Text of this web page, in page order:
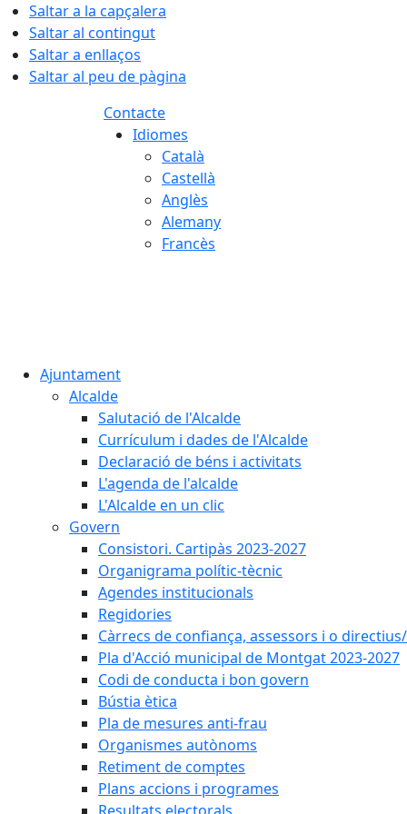
Saltar a la capçalera
Saltar al contingut
Saltar a enllaços
Saltar al peu de pàgina
Contacte
Idiomes
Català
Castellà
Anglès
Alemany
Francès
Ajuntament
Alcalde
Salutació de l'Alcalde
Currículum i dades de l'Alcalde
Declaració de béns i activitats
L'agenda de l'alcalde
L'Alcalde en un clic
Govern
Consistori. Cartipàs 2023-2027
Organigrama polític-tècnic
Agendes institucionals
Regidories
Càrrecs de confiança, assessors i o
Pla d'Acció municipal de Montgat 2023-2027
Codi de conducta i bon govern
Bústia ètica
Pla de mesures anti-frau
Organismes autònoms
Retiment de comptes
Plans accions i programes